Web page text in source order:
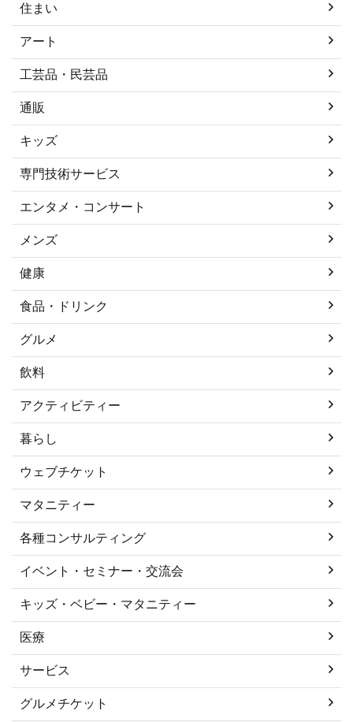
住まい
アート
工芸品・民芸品
通販
キッズ
専門技術サービス
エンタメ・コンサート
メンズ
健康
食品・ドリンク
グルメ
飲料
アクティビティー
暮らし
ウェブチケット
マタニティー
各種コンサルティング
イベント・セミナー・交流会
キッズ・ベビー・マタニティー
医療
サービス
グルメチケット